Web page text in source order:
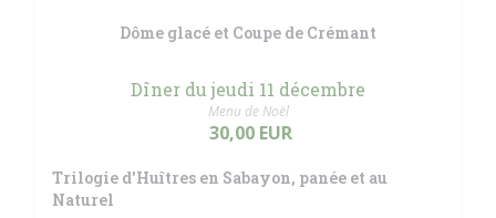
Dôme glacé et Coupe de Crémant
Dîner du jeudi 11 décembre
Menu de Noël
30,00 EUR
Trilogie d'Huîtres en Sabayon, panée et au
Naturel